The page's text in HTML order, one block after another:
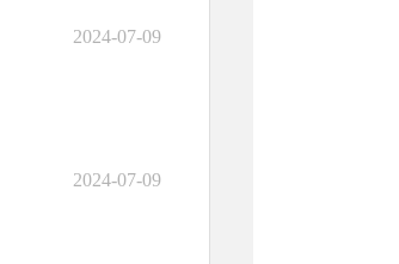
2024-07-09
2024-07-09